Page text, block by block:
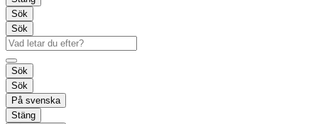
Sök
Sök
Sök
Sök
På svenska
Stäng